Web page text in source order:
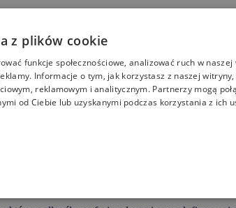
linie, starannie dopracowane
aranżację gabinetu lub biura. Nowoczesna
z plików cookie
funkcje społecznościowe, analizować ruch w naszej
Informacje o tym, jak korzystasz z naszej witryny,
reklamowym i analitycznym. Partnerzy mogą
od Ciebie lub uzyskanymi podczas korzystania z ich